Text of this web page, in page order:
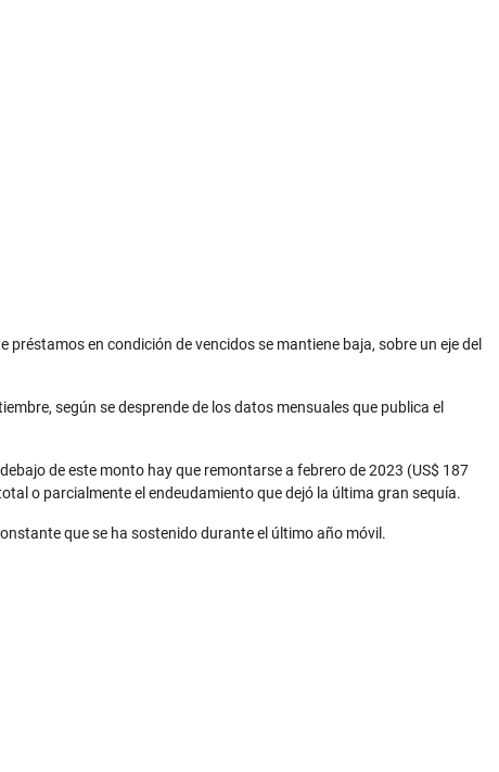
en condición de vencidos se mantiene baja, sobre un eje del
según se desprende de los datos mensuales que publica el
de este monto hay que remontarse a febrero de 2023 (US$ 187
o parcialmente el endeudamiento que dejó la última gran sequía.
que se ha sostenido durante el último año móvil.